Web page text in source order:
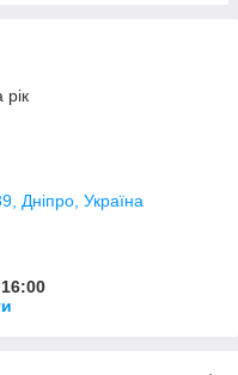
рік
Дніпро, Україна